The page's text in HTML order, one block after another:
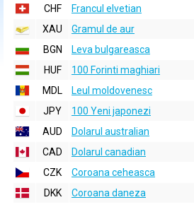
CHF
Francul elvetian
XAU
Gramul de aur
BGN
Leva bulgareasca
HUF
100 Forinti maghiari
MDL
Leul moldovenesc
JPY
100 Yeni japonezi
AUD
Dolarul australian
CAD
Dolarul canadian
CZK
Coroana ceheasca
DKK
Coroana daneza